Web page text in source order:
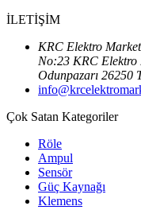
İLETİŞİM
KRC Elektro
No:23 KRC Elektro
Odunpazarı 26250
Çok Satan Kategoriler
Röle
Ampul
Sensör
Güç Kaynağı
Klemens